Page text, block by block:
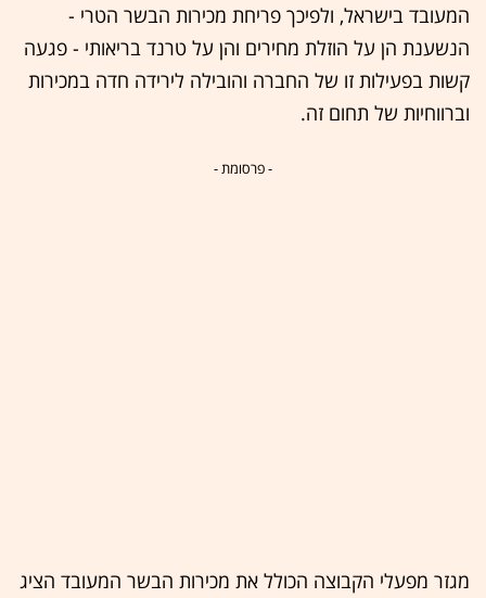
המעובד בישראל, ולפיכך פריחת מכירות הבשר הטרי -
הנשענת הן על הוזלת מחירים והן על טרנד בריאותי - פגעה
קשות בפעילות זו של החברה והובילה לירידה חדה במכירות
וברווחיות של תחום זה.
- פרסומת -
מגזר מפעלי הקבוצה הכולל את מכירות הבשר המעובד הציג